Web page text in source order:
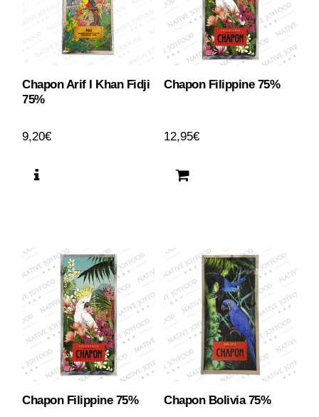
Chapon Arif I Khan Fidji
75%
9,20€
Chapon Filippine 75%
12,95€
Chapon Filippine 75% Chapon Bolivia 75%